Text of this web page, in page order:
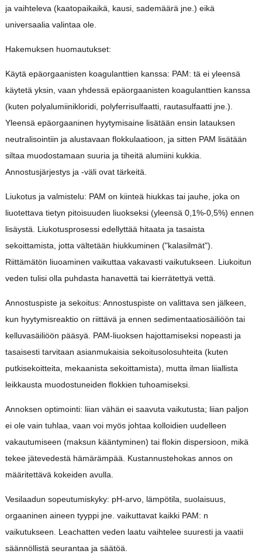
ja vaihteleva (kaatopaikaikä, kausi, sademäärä jne.) eikä
universaalia valintaa ole.
Hakemuksen huomautukset:
Käytä epäorgaanisten koagulanttien kanssa: PAM: tä ei yleensä
käytetä yksin, vaan yhdessä epäorgaanisten koagulanttien kanssa
(kuten polyalumiinikloridi, polyferrisulfaatti, rautasulfaatti jne.).
Yleensä epäorgaaninen hyytymisaine lisätään ensin latauksen
neutralisointiin ja alustavaan flokkulaatioon, ja sitten PAM lisätään
siltaa muodostamaan suuria ja tiheitä alumiini kukkia.
Annostusjärjestys ja -väli ovat tärkeitä.
Liukotus ja valmistelu: PAM on kiinteä hiukkas tai jauhe, joka on
liuotettava tietyn pitoisuuden liuokseksi (yleensä 0,1%-0,5%) ennen
lisäystä. Liukotusprosessi edellyttää hitaata ja tasaista
sekoittamista, jotta vältetään hiukkuminen ("kalasilmät").
Riittämätön liuoaminen vaikuttaa vakavasti vaikutukseen. Liukoitun
veden tulisi olla puhdasta hanavettä tai kierrätettyä vettä.
Annostuspiste ja sekoitus: Annostuspiste on valittava sen jälkeen,
kun hyytymisreaktio on riittävä ja ennen sedimentaatiosäiliöön tai
kelluvasäiliöön pääsyä. PAM-liuoksen hajottamiseksi nopeasti ja
tasaisesti tarvitaan asianmukaisia sekoitusolosuhteita (kuten
putkisekoitteita, mekaanista sekoittamista), mutta ilman liiallista
leikkausta muodostuneiden flokkien tuhoamiseksi.
Annoksen optimointi: liian vähän ei saavuta vaikutusta; liian paljon
ei ole vain tuhlaa, vaan voi myös johtaa kolloidien uudelleen
vakautumiseen (maksun kääntyminen) tai flokin dispersioon, mikä
tekee jätevedestä hämärämpää. Kustannustehokas annos on
määritettävä kokeiden avulla.
Vesilaadun sopeutumiskyky: pH-arvo, lämpötila, suolaisuus,
orgaaninen aineen tyyppi jne. vaikuttavat kaikki PAM: n
vaikutukseen. Leachatten veden laatu vaihtelee suuresti ja vaatii
säännöllistä seurantaa ja säätöä.